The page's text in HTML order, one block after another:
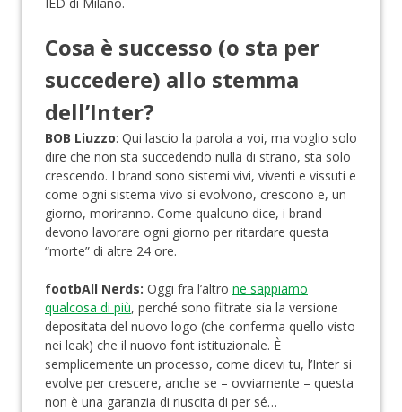
Cosa è successo (o sta per
succedere) allo stemma
dell’Inter?
BOB Liuzzo: Qui lascio la parola a voi, ma voglio solo
dire che non sta succedendo nulla di strano, sta solo
crescendo. I brand sono sistemi vivi, viventi e vissuti e
come ogni sistema vivo si evolvono, crescono e, un
giorno, moriranno. Come qualcuno dice, i brand
devono lavorare ogni giorno per ritardare questa
“morte” di altre 24 ore.
footbAll Nerds: Oggi fra l’altro ne sappiamo
qualcosa di più, perché sono filtrate sia la versione
depositata del nuovo logo (che conferma quello visto
nei leak) che il nuovo font istituzionale. È
semplicemente un processo, come dicevi tu, l’Inter si
evolve per crescere, anche se – ovviamente – questa
non è una garanzia di riuscita di per sé…